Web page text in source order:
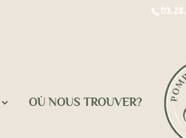
OÙ NOUS TROUVER?